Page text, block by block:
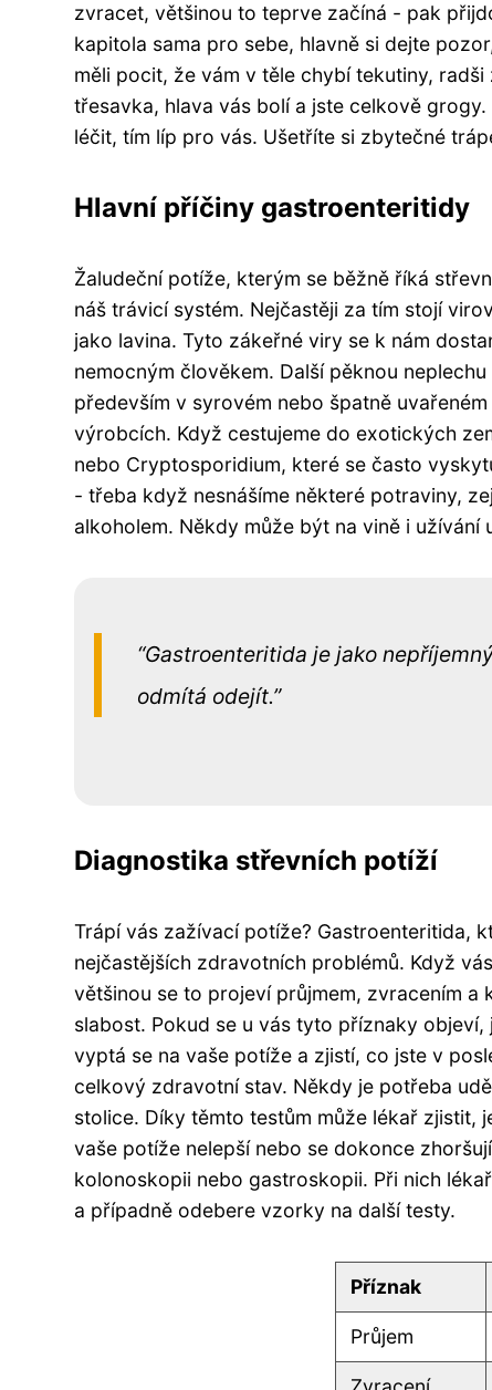
zvracet, většinou to teprve začíná - pak
kapitola sama pro sebe, hlavně si dejte
měli pocit, že vám v těle chybí tekutiny,
třesavka, hlava vás bolí a jste celkově
léčit, tím líp pro vás. Ušetříte si zbytečné
Hlavní příčiny gastroenteritidy
Žaludeční potíže, kterým se běžně říká
náš trávicí systém. Nejčastěji za tím stojí
jako lavina. Tyto zákeřné viry se k nám
nemocným člověkem. Další pěknou
především v syrovém nebo špatně
výrobcích. Když cestujeme do exotických
nebo Cryptosporidium, které se často
- třeba když nesnášíme některé potraviny,
alkoholem. Někdy může být na vině i
Gastroenteritida je jako
odmítá odejít.
Diagnostika střevních potíží
Trápí vás zažívací potíže? Gastroenteritida,
nejčastějších zdravotních problémů. Když
většinou se to projeví průjmem, zvracením a
slabost. Pokud se u vás tyto příznaky
vyptá se na vaše potíže a zjistí, co jste v
celkový zdravotní stav. Někdy je potřeba
stolice. Díky těmto testům může lékař zjistit,
vaše potíže nelepší nebo se dokonce
kolonoskopii nebo gastroskopii. Při nich
a případně odebere vzorky na další testy.
Příznak
Průjem